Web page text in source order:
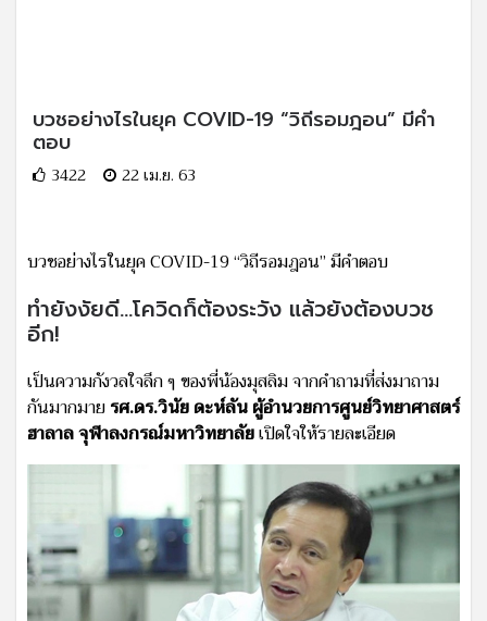
บวชอย่างไรในยุค COVID-19 “วิถีรอมฎอน” มีคำ
ตอบ
3422 22 เม.ย. 63
บวชอย่างไรในยุค COVID-19 “วิถีรอมฎอน” มีคำตอบ
ทำยังงัยดี...โควิดก็ต้องระวัง แล้วยังต้องบวช
อีก!
เป็นความกังวลใจลึก ๆ ของพี่น้องมุสลิม จากคำถามที่ส่งมาถาม
กันมากมายรศ.ดร.วินัย ดะห์ลัน ผู้อำนวยการศูนย์วิทยาศาสตร์
ฮาลาล จุฬาลงกรณ์มหาวิทยาลัยเปิดใจให้รายละเอียด